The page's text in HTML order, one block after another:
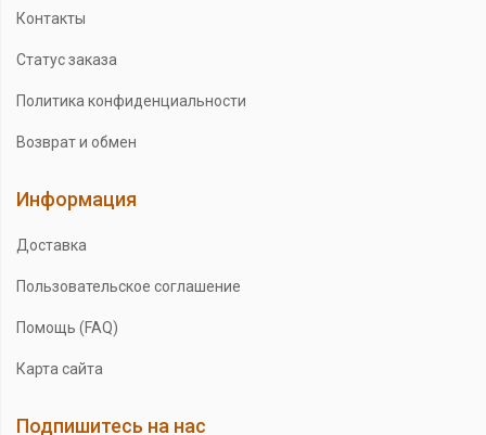
Контакты
Статус заказа
Политика конфиденциальности
Возврат и обмен
Информация
Доставка
Пользовательское соглашение
Помощь (FAQ)
Карта сайта
Подпишитесь на нас